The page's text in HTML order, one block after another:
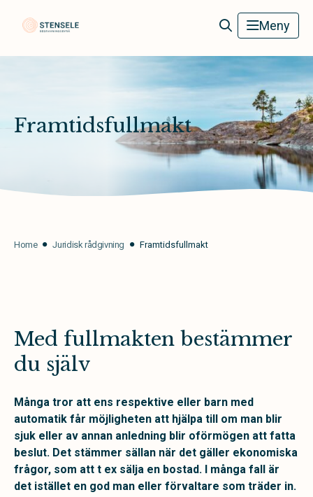
Meny
Framtidsfullmakt
Home Juridisk rådgivning Framtidsfullmakt
Med fullmakten bestämmer
du själv
Många tror att ens respektive eller barn med
automatik får möjligheten att hjälpa till om man blir
sjuk eller av annan anledning blir oförmögen att fatta
beslut. Det stämmer sällan när det gäller ekonomiska
frågor, som att t ex sälja en bostad. I många fall är
det istället en god man eller förvaltare som träder in.